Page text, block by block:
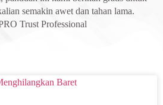
semakin awet dan tahan lama.
Trust Professional